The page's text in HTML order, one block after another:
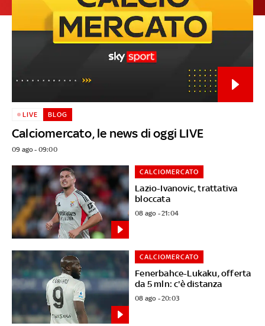
Calciomercato, le news di oggi LIVE
LIVE BLOG
09 ago - 09:00
Lazio-Ivanovic, trattativa
bloccata
CALCIOMERCATO
08 ago - 21:04
Fenerbahce-Lukaku, offerta
da 5 mln: c'è distanza
CALCIOMERCATO
08 ago - 20:03